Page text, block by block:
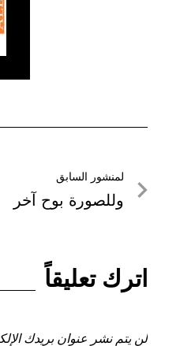
تصفّح
المقالات
لمنشور السابق
لمنشور
وللصورة بوح آخر
اترك تعليقاً
لن يتم نشر عنوان بريدك